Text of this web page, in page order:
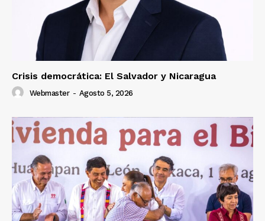
Crisis democrática: El Salvador y Nicaragua
Webmaster - Agosto 5, 2026